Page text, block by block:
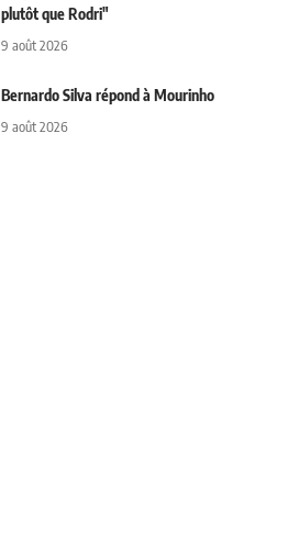
plutôt que Rodri"
9 août 2026
Bernardo Silva répond à Mourinho
9 août 2026